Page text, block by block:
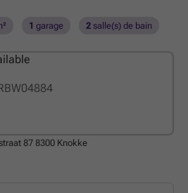
1 garage 2salle(s) de bain
87 8300 Knokke